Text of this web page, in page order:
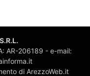
AR-206189 - e-mail:
di ArezzoWeb.it